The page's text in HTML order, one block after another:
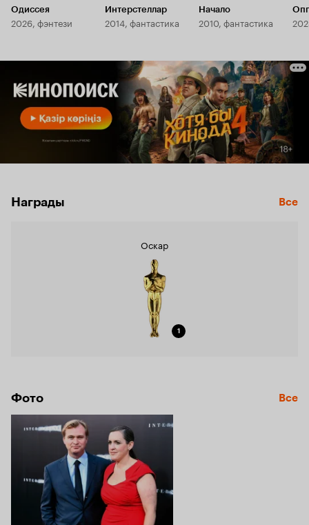
Одиссея
2026, фэнтези
Интерстеллар
2014, фантастика
Начало
2010, фантастика
Награды Все
Оскар
1
Фото Все